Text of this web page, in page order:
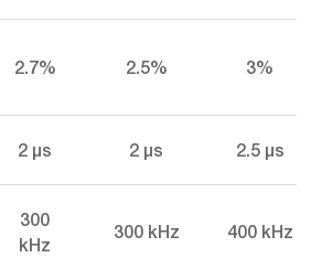
2.7% 2.5% 3%
2 µs 2 µs 2.5 µs
300
kHz
300 kHz 400 kHz